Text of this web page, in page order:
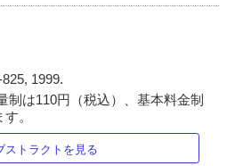
1999.
制は110円（税込）、基本料金制
。
ストラクトを見る